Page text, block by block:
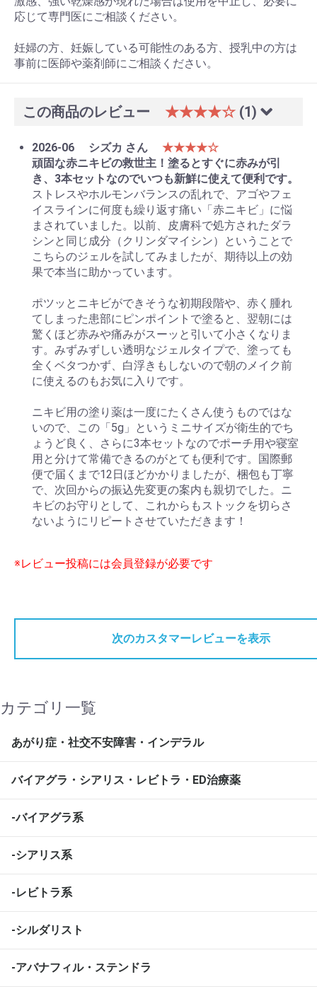
応じて専門医にご相談ください。
妊婦の方、妊娠している可能性のある方、授乳中の方は
事前に医師や薬剤師にご相談ください。
この商品のレビュー ★★★★☆ (1)
2026-06 シズカ さん
★★★★☆
頑固な赤ニキビの救世主！塗るとすぐに赤みが引
き、3本セットなのでいつも新鮮に使えて便利です。
ストレスやホルモンバランスの乱れで、アゴやフェ
イスラインに何度も繰り返す痛い「赤ニキビ」に悩
まされていました。以前、皮膚科で処方されたダラ
シンと同じ成分（クリンダマイシン）ということで
こちらのジェルを試してみましたが、期待以上の効
果で本当に助かっています。
ポツッとニキビができそうな初期段階や、赤く腫れ
てしまった患部にピンポイントで塗ると、翌朝には
驚くほど赤みや痛みがスーッと引いて小さくなりま
す。みずみずしい透明なジェルタイプで、塗っても
全くベタつかず、白浮きもしないので朝のメイク前
に使えるのもお気に入りです。
ニキビ用の塗り薬は一度にたくさん使うものではな
いので、この「5g」というミニサイズが衛生的でち
ょうど良く、さらに3本セットなのでポーチ用や寝室
用と分けて常備できるのがとても便利です。国際郵
便で届くまで12日ほどかかりましたが、梱包も丁寧
で、次回からの振込先変更の案内も親切でした。ニ
キビのお守りとして、これからもストックを切らさ
ないようにリピートさせていただきます！
※レビュー投稿には会員登録が必要です
次のカスタマーレビューを表示
カテゴリ一覧
あがり症・社交不安障害・インデラル
バイアグラ・シアリス・レビトラ・ED治療薬
-バイアグラ系
-シアリス系
-レビトラ系
-シルダリスト
-アバナフィル・ステンドラ